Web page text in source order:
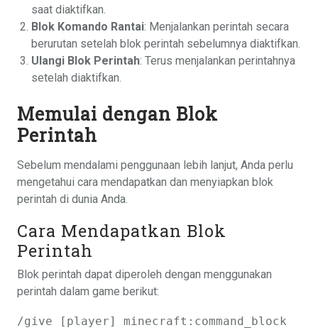
saat diaktifkan.
Blok Komando Rantai: Menjalankan perintah secara
berurutan setelah blok perintah sebelumnya diaktifkan.
Ulangi Blok Perintah: Terus menjalankan perintahnya
setelah diaktifkan.
Memulai dengan Blok
Perintah
Sebelum mendalami penggunaan lebih lanjut, Anda perlu
mengetahui cara mendapatkan dan menyiapkan blok
perintah di dunia Anda.
Cara Mendapatkan Blok
Perintah
Blok perintah dapat diperoleh dengan menggunakan
perintah dalam game berikut:
/give [player] minecraft:command_block